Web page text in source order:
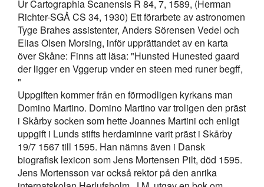
Ur Cartographia Scanensis R 84, 7, 1589, (Herman
Richter-SGÅ CS 34, 1930) Ett förarbete av astronomen
Tyge Brahes assistenter, Anders Sörensen Vedel och
Elias Olsen Morsing, inför upprättandet av en karta
över Skåne: Finns att läsa: "Hunsted Hunested gaard
der ligger en Vggerup vnder en steen med runer begff,
"
Uppgiften kommer från en förmodligen kyrkans man
Domino Martino. Domino Martino var troligen den präst
i Skårby socken som hette Joannes Martini och enligt
uppgift i Lunds stifts herdaminne varit präst i Skårby
19/7 1567 till 1595. Han nämns även i Dansk
biografisk lexicon som Jens Mortensen Pilt, död 1595.
Jens Mortensson var också rektor på den anrika